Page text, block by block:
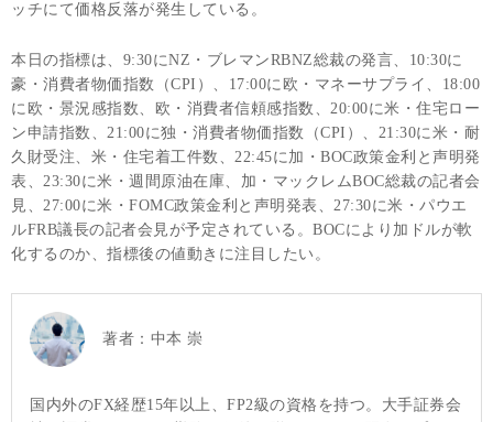
ッチにて価格反落が発生している。
本日の指標は、9:30にNZ・ブレマンRBNZ総裁の発言、10:30に
豪・消費者物価指数（CPI）、17:00に欧・マネーサプライ、18:00
に欧・景況感指数、欧・消費者信頼感指数、20:00に米・住宅ロー
ン申請指数、21:00に独・消費者物価指数（CPI）、21:30に米・耐
久財受注、米・住宅着工件数、22:45に加・BOC政策金利と声明発
表、23:30に米・週間原油在庫、加・マックレムBOC総裁の記者会
見、27:00に米・FOMC政策金利と声明発表、27:30に米・パウエ
ルFRB議長の記者会見が予定されている。BOCにより加ドルが軟
化するのか、指標後の値動きに注目したい。
著者： 中本 崇
国内外のFX経歴15年以上、FP2級の資格を持つ。大手証券会